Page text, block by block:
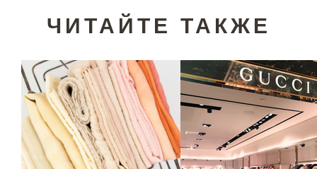
ЧИТАЙТЕ ТАКЖЕ